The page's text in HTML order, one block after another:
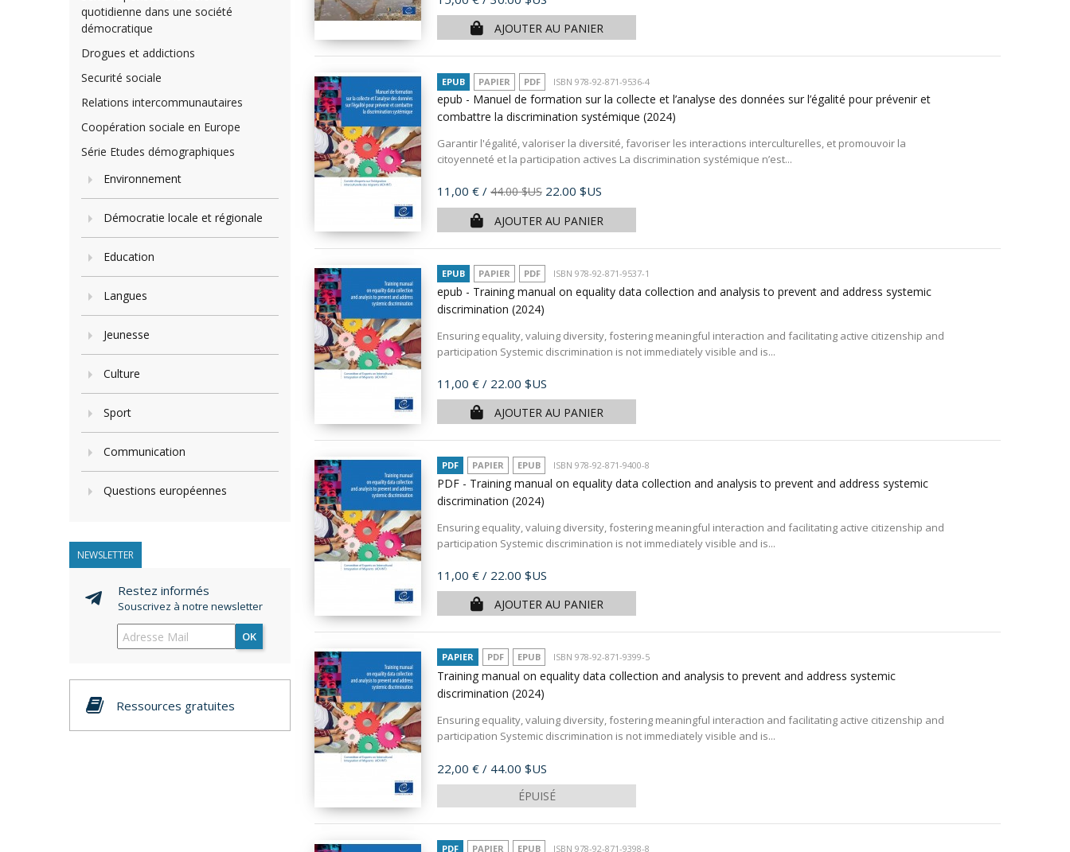
quotidienne dans une société
démocratique
Drogues et addictions
Securité sociale
Relations intercommunautaires
Coopération sociale en Europe
Série Etudes démographiques
Environnement
Démocratie locale et régionale
Education
Langues
Jeunesse
Culture
Sport
Communication
Questions européennes
NEWSLETTER
Restez informés
Souscrivez à notre newsletter
OK
Ressources gratuites
AJOUTER AU PANIER
EPUB PAPIER PDF ISBN 978-92-871-9536-4
epub - Manuel de formation sur la collecte et l’analyse des données sur l’égalité pour prévenir et
combattre la discrimination systémique (2024)
Garantir l'égalité, valoriser la diversité, favoriser les interactions interculturelles, et promouvoir la
citoyenneté et la participation actives La discrimination systémique n’est...
Prix
11,00 € / 44.00 $US 22.00 $US
AJOUTER AU PANIER
EPUB PAPIER PDF ISBN 978-92-871-9537-1
epub - Training manual on equality data collection and analysis to prevent and address systemic
discrimination (2024)
Ensuring equality, valuing diversity, fostering meaningful interaction and facilitating active citizenship and
participation Systemic discrimination is not immediately visible and is...
Prix
11,00 € / 22.00 $US
AJOUTER AU PANIER
PDF PAPIER EPUB ISBN 978-92-871-9400-8
PDF - Training manual on equality data collection and analysis to prevent and address systemic
discrimination (2024)
Ensuring equality, valuing diversity, fostering meaningful interaction and facilitating active citizenship and
participation Systemic discrimination is not immediately visible and is...
Prix
11,00 € / 22.00 $US
AJOUTER AU PANIER
PAPIER PDF EPUB ISBN 978-92-871-9399-5
Training manual on equality data collection and analysis to prevent and address systemic
discrimination (2024)
Ensuring equality, valuing diversity, fostering meaningful interaction and facilitating active citizenship and
participation Systemic discrimination is not immediately visible and is...
Prix
22,00 € / 44.00 $US
ÉPUISÉ
PDF PAPIER EPUB ISBN 978-92-871-9398-8